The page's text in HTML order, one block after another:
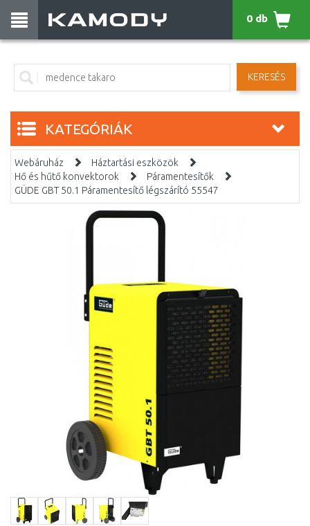
KERESÉS
0 db
KATEGÓRIÁK
Webáruház
Háztartási eszközök
Hő és hűtő konvektorok
Páramentesítők
GÜDE GBT 50.1 Páramentesítő légszárító 55547